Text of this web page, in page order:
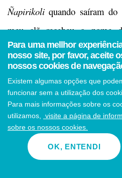
Ñapirikoli quando saíram
meu clã recebeu o nome
melodia do Instrumento
com o nome de Inambu) e
direção do sol no momento
posso dizer que sou
Nota de João Vianna
Para uma mellhor
nosso site, por favor, aceite
nossos cookies de
Existem algumas opções que
funcionar sem a utilização dos
Para mais informações sobre os
utilizamos,
visite a página de
sobre os nossos cookies.
OK, ENTENDI